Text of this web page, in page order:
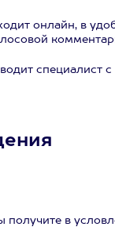
онлайн, в
специалист
получите в